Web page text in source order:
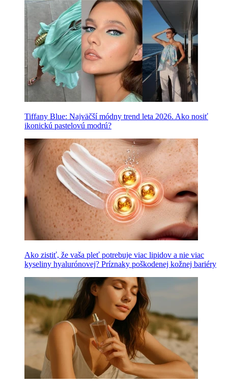
Tiffany Blue: Najväčší módny trend leta 2026. Ako nosiť
ikonickú pastelovú modrú?
Ako zistiť, že vaša pleť potrebuje viac lipidov a nie viac
kyseliny hyalurónovej? Príznaky poškodenej kožnej bariéry